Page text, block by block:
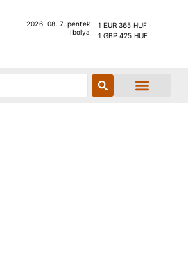
2026. 08. 7. péntek
Ibolya
1 EUR 365 HUF
1 GBP 425 HUF